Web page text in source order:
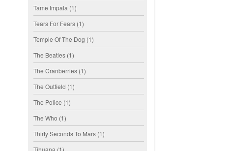
Tame Impala (1)
Tears For Fears (1)
Temple Of The Dog (1)
The Beatles (1)
The Cranberries (1)
The Outfield (1)
The Police (1)
The Who (1)
Thirty Seconds To Mars (1)
Tihuana (1)